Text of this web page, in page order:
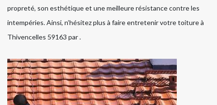
propreté, son esthétique et une meilleure résistance contre les
intempéries. Ainsi, n’hésitez plus à faire entretenir votre toiture à
Thivencelles 59163 par .